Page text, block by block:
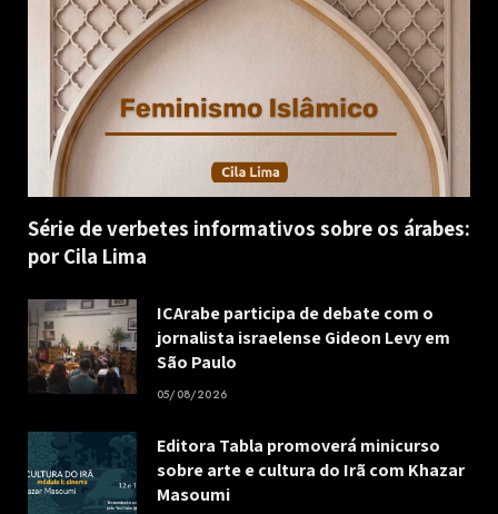
Série de verbetes informativos sobre os árabes:
por Cila Lima
ICArabe participa de debate com o
jornalista israelense Gideon Levy em
São Paulo
05/08/2026
Editora Tabla promoverá minicurso
sobre arte e cultura do Irã com Khazar
Masoumi